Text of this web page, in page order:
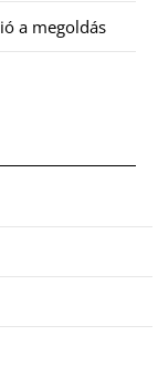
a megoldás